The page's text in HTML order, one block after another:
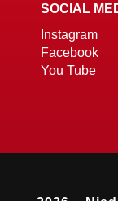
SOCIAL
Instagram
Facebook
You Tube